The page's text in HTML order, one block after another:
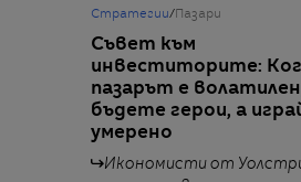
Стратегии/ Пазари
Съвет към
инвеститорите:
пазарът е
бъдете герои, а
умерено
Икономисти от